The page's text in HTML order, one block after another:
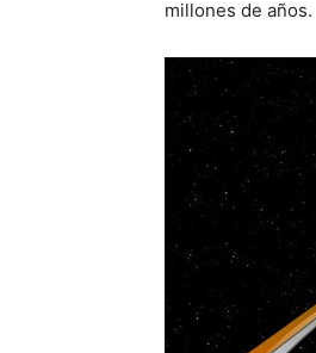
millones de años.